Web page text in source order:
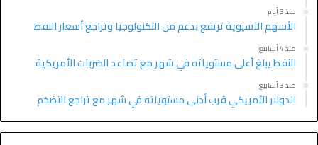
منذ 3 أيام
الأسهم الآسيوية ترتفع بدعم من التكنولوجيا وتراجع أسعار النفط
منذ 4 أسابيع
النفط يبلغ أعلى مستوياته في شهر مع تصاعد الضربات الأمريكية
منذ 3 أسابيع
الدولار الأمريكي قرب أدنى مستوياته في شهر مع تراجع التضخم